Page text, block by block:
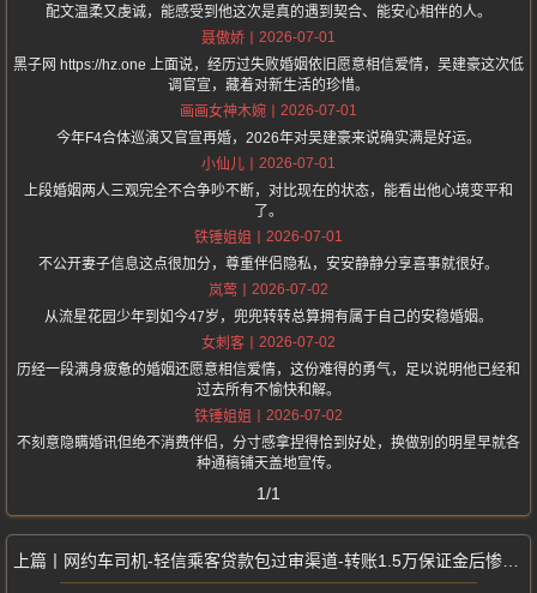
配文温柔又虔诚，能感受到他这次是真的遇到契合、能安心相伴的人。
聂傲娇
2026-07-01
黑子网 https://hz.one 上面说，经历过失败婚姻依旧愿意相信爱情，吴建豪这次低
调官宣，藏着对新生活的珍惜。
画画女神木婉
2026-07-01
今年F4合体巡演又官宣再婚，2026年对吴建豪来说确实满是好运。
小仙儿
2026-07-01
上段婚姻两人三观完全不合争吵不断，对比现在的状态，能看出他心境变平和
了。
铁锤姐姐
2026-07-01
不公开妻子信息这点很加分，尊重伴侣隐私，安安静静分享喜事就很好。
岚莺
2026-07-02
从流星花园少年到如今47岁，兜兜转转总算拥有属于自己的安稳婚姻。
女刺客
2026-07-02
历经一段满身疲惫的婚姻还愿意相信爱情，这份难得的勇气，足以说明他已经和
过去所有不愉快和解。
铁锤姐姐
2026-07-02
不刻意隐瞒婚讯但绝不消费伴侣，分寸感拿捏得恰到好处，换做别的明星早就各
种通稿铺天盖地宣传。
1/1
网约车司机-轻信乘客贷款包过审渠道-转账1.5万保证金后惨遭拉黑被骗